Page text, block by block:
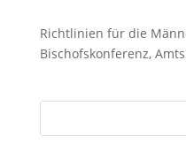
Richtlinien für die
Bischofskonferenz,